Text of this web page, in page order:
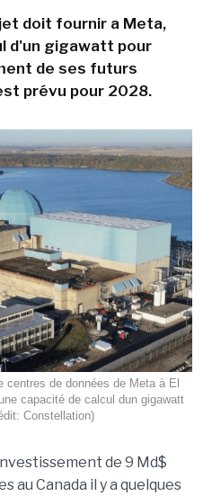
doit fournir a Meta,
d'un gigawatt pour
de ses futurs
prévu pour 2028.
centres de données de Meta à El
capacité de calcul dun gigawatt
Constellation)
de 9 Md$
au Canada il y a quelques